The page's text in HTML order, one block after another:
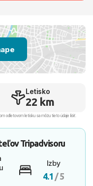
Letisko
22 km
odletovom letisku sa môžu tieto údaje líšiť.
Tripadvisoru
Izby
4.1 / 5